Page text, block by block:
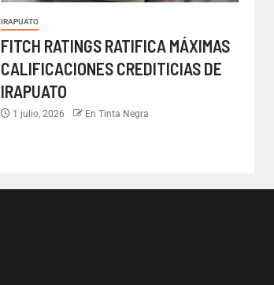
IRAPUATO
FITCH RATINGS RATIFICA MÁXIMAS
CALIFICACIONES CREDITICIAS DE
IRAPUATO
1 julio, 2026 En Tinta Negra